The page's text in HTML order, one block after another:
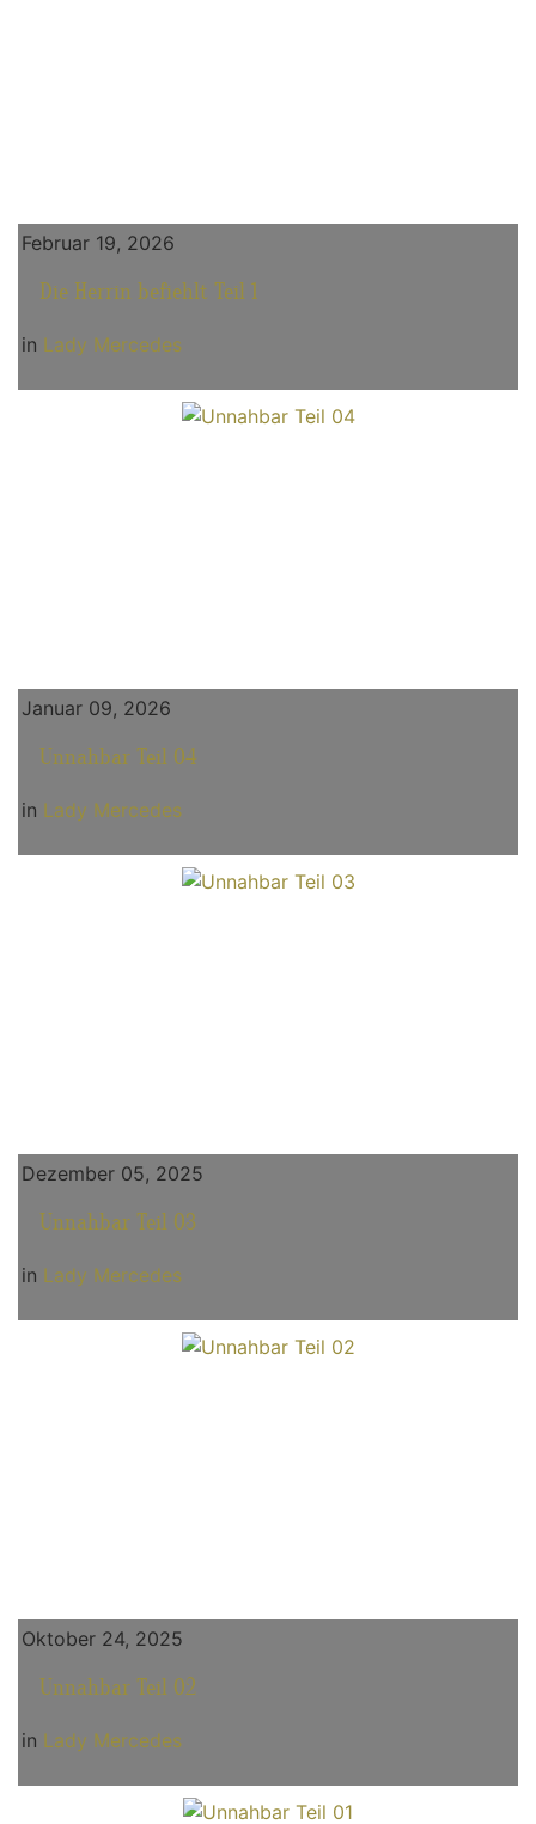
Februar 19, 2026
Die Herrin befiehlt Teil 1
in Lady Mercedes
Januar 09, 2026
Unnahbar Teil 04
in Lady Mercedes
Dezember 05, 2025
Unnahbar Teil 03
in Lady Mercedes
Oktober 24, 2025
Unnahbar Teil 02
in Lady Mercedes